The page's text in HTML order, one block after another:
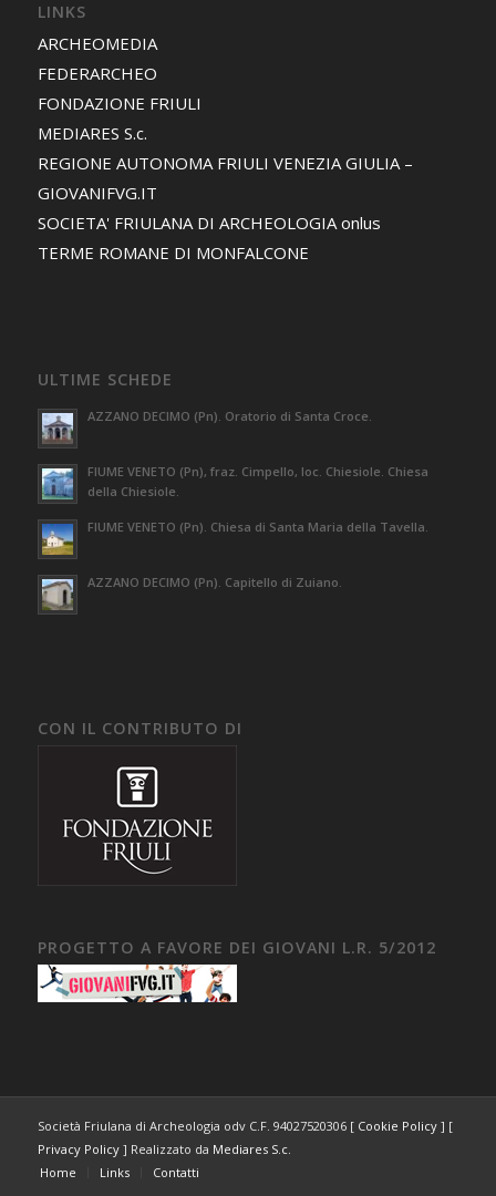
LINKS
ARCHEOMEDIA
FEDERARCHEO
FONDAZIONE FRIULI
MEDIARES S.c.
REGIONE AUTONOMA FRIULI VENEZIA GIULIA –
GIOVANIFVG.IT
SOCIETA' FRIULANA DI ARCHEOLOGIA onlus
TERME ROMANE DI MONFALCONE
ULTIME SCHEDE
AZZANO DECIMO (Pn). Oratorio di Santa Croce.
FIUME VENETO (Pn), fraz. Cimpello, loc. Chiesiole. Chiesa
della Chiesiole.
FIUME VENETO (Pn). Chiesa di Santa Maria della Tavella.
AZZANO DECIMO (Pn). Capitello di Zuiano.
CON IL CONTRIBUTO DI
PROGETTO A FAVORE DEI GIOVANI L.R. 5/2012
Società Friulana di Archeologia odv C.F. 94027520306 [ Cookie Policy] [
Privacy Policy] Realizzato da Mediares S.c.
Home
Links Contatti